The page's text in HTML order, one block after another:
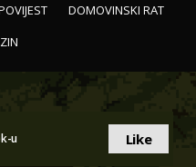
DOMOVINSKI RAT
u Like